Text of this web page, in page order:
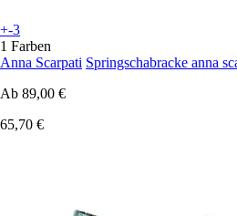
+-3
1 Farben
Anna Scarpati Springschabracke anna
Ab 89,00 €
65,70 €